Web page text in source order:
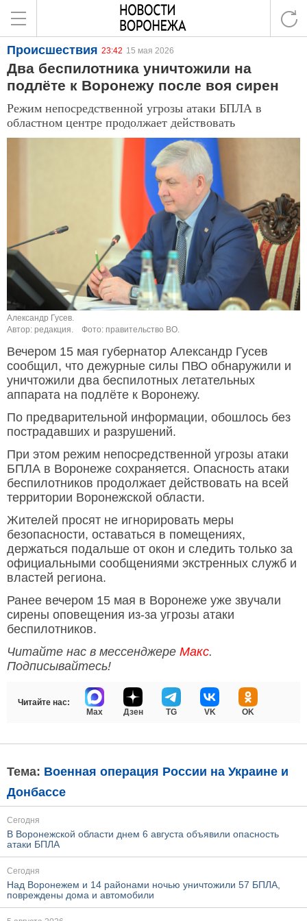
Происшествия 23:42 15 мая 2026
Два беспилотника уничтожили на
подлёте к Воронежу после воя сирен
Режим непосредственной угрозы атаки БПЛА в
областном центре продолжает действовать
Александр Гусев.
Автор: редакция.
Фото: правительство ВО.
Вечером 15 мая губернатор Александр Гусев
сообщил, что дежурные силы ПВО обнаружили и
уничтожили два беспилотных летательных
аппарата на подлёте к Воронежу.
По предварительной информации, обошлось без
пострадавших и разрушений.
При этом режим непосредственной угрозы атаки
БПЛА в Воронеже сохраняется. Опасность атаки
беспилотников продолжает действовать на всей
территории Воронежской области.
Жителей просят не игнорировать меры
безопасности, оставаться в помещениях,
держаться подальше от окон и следить только за
официальными сообщениями экстренных служб и
властей региона.
Ранее вечером 15 мая в Воронеже уже звучали
сирены оповещения из-за угрозы атаки
беспилотников.
Читайте нас в мессенджере Макс.
Подписывайтесь!
Читайте нас:
Max
Дзен TG VK OK
Тема: Военная операция России на Украине и
Донбассе
Сегодня
В Воронежской области днем 6 августа объявили опасность
атаки БПЛА
Сегодня
Над Воронежем и 14 районами ночью уничтожили 57 БПЛА,
повреждены дома и автомобили